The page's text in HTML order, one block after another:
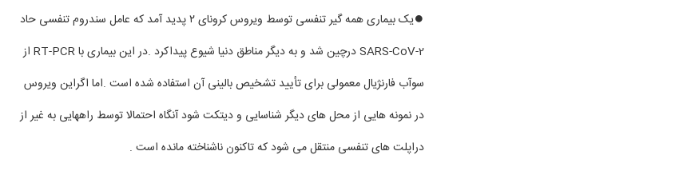
⏺یک بیماری همه گیر تنفسی توسط ویروس کرونای ۲ پدید آمد که عامل سندروم تنفسی حاد
SARS-CoV-2 درچین شد و به دیگر مناطق دنیا شیوع پیداکرد .در این بیماری با RT-PCR از
سوآب فارنژیال معمولی برای تأیید تشخیص بالینی آن استفاده شده است .اما اگراین ویروس
در نمونه هایی از محل های دیگر شناسایی و دیتکت شود آنگاه احتمالا توسط راههایی به غیر از
دراپلت های تنفسی منتقل می شود که تاکنون ناشناخته مانده است .